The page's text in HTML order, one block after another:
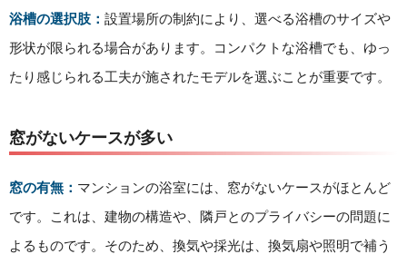
浴槽の選択肢： 設置場所の制約により、選べる浴槽のサイズや
形状が限られる場合があります。コンパクトな浴槽でも、ゆっ
たり感じられる工夫が施されたモデルを選ぶことが重要です。
窓がないケースが多い
窓の有無： マンションの浴室には、窓がないケースがほとんど
です。これは、建物の構造や、隣戸とのプライバシーの問題に
よるものです。そのため、換気や採光は、換気扇や照明で補う